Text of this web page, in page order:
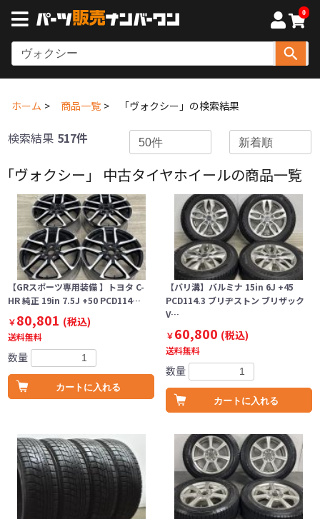
0
ホーム 商品一覧 「ヴォクシー」の検索結果
検索結果 517件
「ヴォクシー」 中古タイヤホイールの商品一覧
【GRスポーツ専用装備 】トヨタ C-
HR 純正 19in 7.5J +50 PCD114…
￥80,801 (税込)
送料無料
数量
カートに入れる
【バリ溝】バルミナ 15in 6J +45
PCD114.3 ブリヂストン ブリザック
V…
￥60,800 (税込)
送料無料
数量
カートに入れる